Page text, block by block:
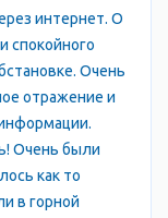
гостевых
есть
попробовать
гора
скалами и
всего мира.
интернет. О
спокойного
Очень
отражение и
Очень были
как то
в горной